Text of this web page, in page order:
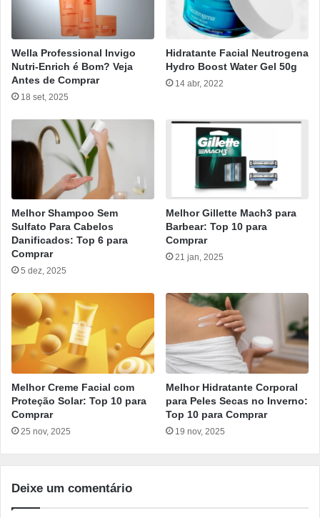
Wella Professional Invigo
Nutri-Enrich é Bom? Veja
Antes de Comprar
18 set, 2025
Hidratante Facial Neutrogena
Hydro Boost Water Gel 50g
14 abr, 2022
Melhor Shampoo Sem
Sulfato Para Cabelos
Danificados: Top 6 para
Comprar
5 dez, 2025
Melhor Gillette Mach3 para
Barbear: Top 10 para
Comprar
21 jan, 2025
Melhor Creme Facial com
Proteção Solar: Top 10 para
Comprar
25 nov, 2025
Melhor Hidratante Corporal
para Peles Secas no Inverno:
Top 10 para Comprar
19 nov, 2025
Deixe um comentário